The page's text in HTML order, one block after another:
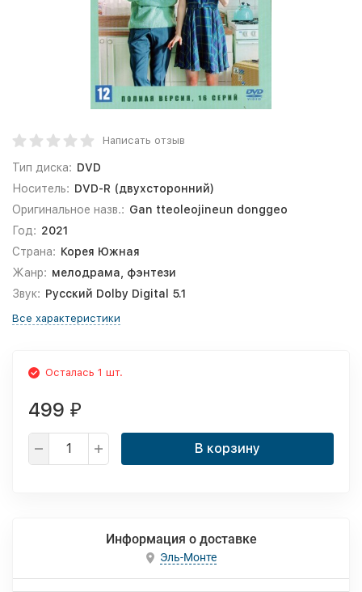
Написать отзыв
Тип диска: DVD
Носитель: DVD-R (двухсторонний)
Оригинальное назв.: Gan tteoleojineun donggeo
Год: 2021
Страна: Корея Южная
Жанр: мелодрама, фэнтези
Звук: Русский Dolby Digital 5.1
Все характеристики
Осталась 1 шт.
499 ₽
В корзину
Информация о доставке
Эль-Монте